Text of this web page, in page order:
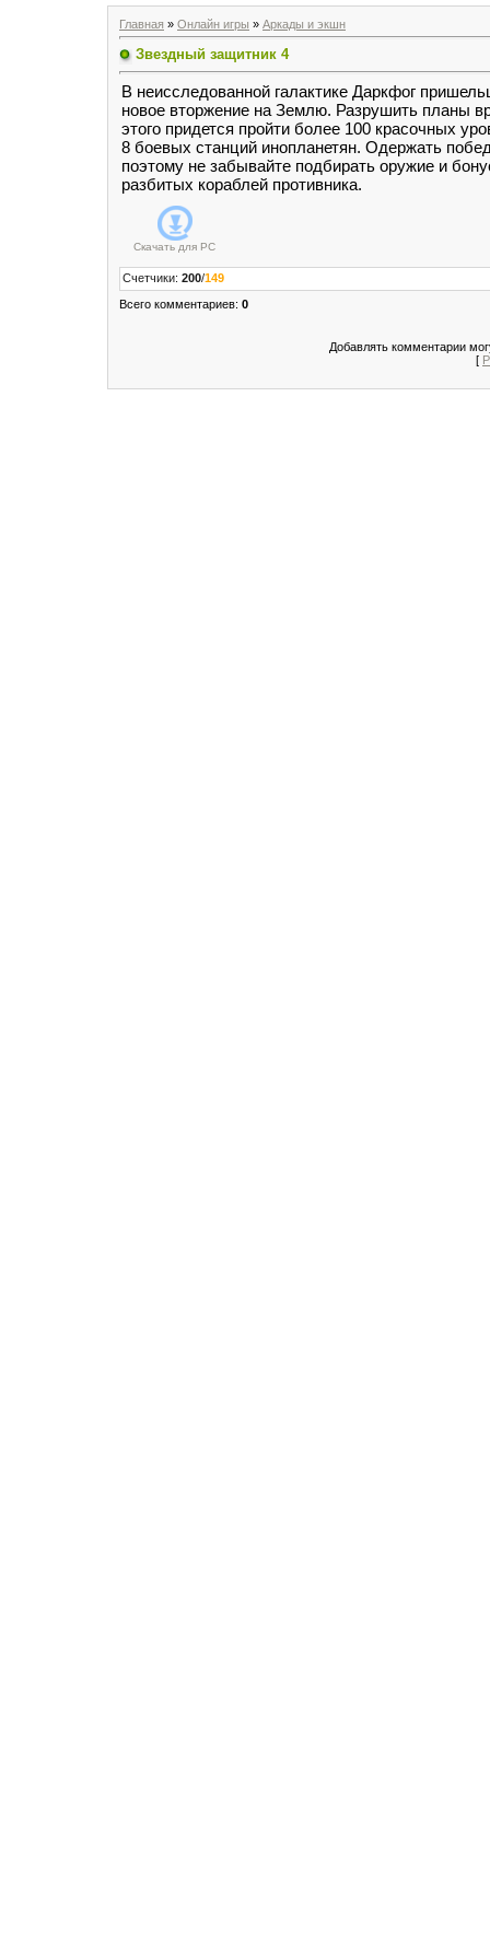
Главная » Онлайн игры » Аркады и экшн
Звездный защитник 4
В неисследованной галактике Даркфог
новое вторжение на Землю. Разрушить планы
этого придется пройти более 100 красочных
8 боевых станций инопланетян. Одержать
поэтому не забывайте подбирать оружие и
разбитых кораблей противника.
Скачать для PC
Счетчики: 200/149
Всего комментариев: 0
Добавлять комментарии
[